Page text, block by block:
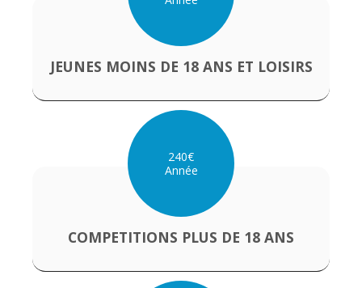
JEUNES MOINS DE 18 ANS ET LOISIRS
240€
Année
COMPETITIONS PLUS DE 18 ANS